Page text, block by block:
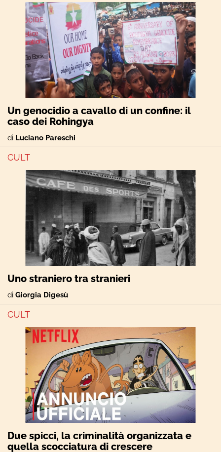
Un genocidio a cavallo di un confine: il
caso dei Rohingya
di Luciano Pareschi
CULT
Uno straniero tra stranieri
di Giorgia Digesù
CULT
Due spicci, la criminalità organizzata e
quella scocciatura di crescere